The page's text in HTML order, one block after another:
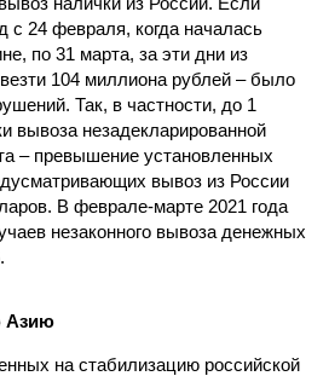
с 24 февраля, когда началась
по 31 марта, за эти дни из
104 миллиона рублей – было
Так, в частности, до 1
вывоза незадекларированной
– превышение установленных
вывоз из России
В феврале-марте 2021 года
незаконного вывоза денежных
Азию
на стабилизацию российской